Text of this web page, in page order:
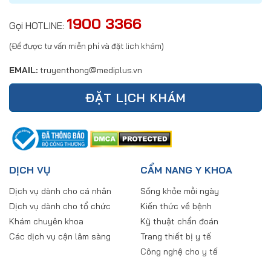
Gọi HOTLINE: 1900 3366
(Để được tư vấn miễn phí và đặt lich khám)
EMAIL: truyenthong@mediplus.vn
ĐẶT LỊCH KHÁM
DỊCH VỤ
Dịch vụ dành cho cá nhân
Dịch vụ dành cho tổ chức
Khám chuyên khoa
Các dịch vụ cận lâm sàng
CẨM NANG Y KHOA
Sống khỏe mỗi ngày
Kiến thức về bệnh
Kỹ thuật chẩn đoán
Trang thiết bị y tế
Công nghệ cho y tế